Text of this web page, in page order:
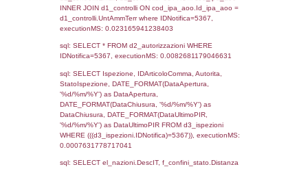
DATE(n.DataInvioNotifica) as
n.FileNotificaZip, n.DataFileNotificaZip
LEFT JOIN infostabilimento i ON
n.CodiceUnivoco LEFT JOIN
a1.CodiceUnivoco = n.CodiceUnivoco LEFT
el_comuni AS el_com ON a1.ComuneStab =
el_com.IstComune LEFT JOIN el_province
a1.ProvinciaStab = el_prov.IstProvincia
n.IDNotifica = 5367;, executionMS:
sql: SELECT a1_stabilimento.*,